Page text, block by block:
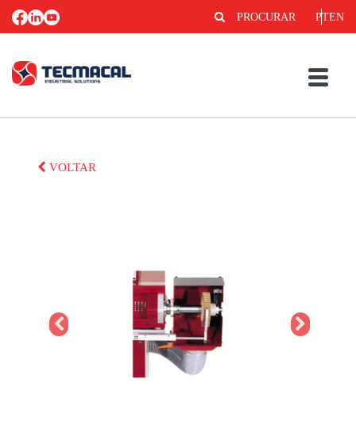
EN
PT
PROCURAR
VOLTAR